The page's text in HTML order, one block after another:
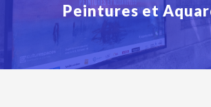
Peintures et